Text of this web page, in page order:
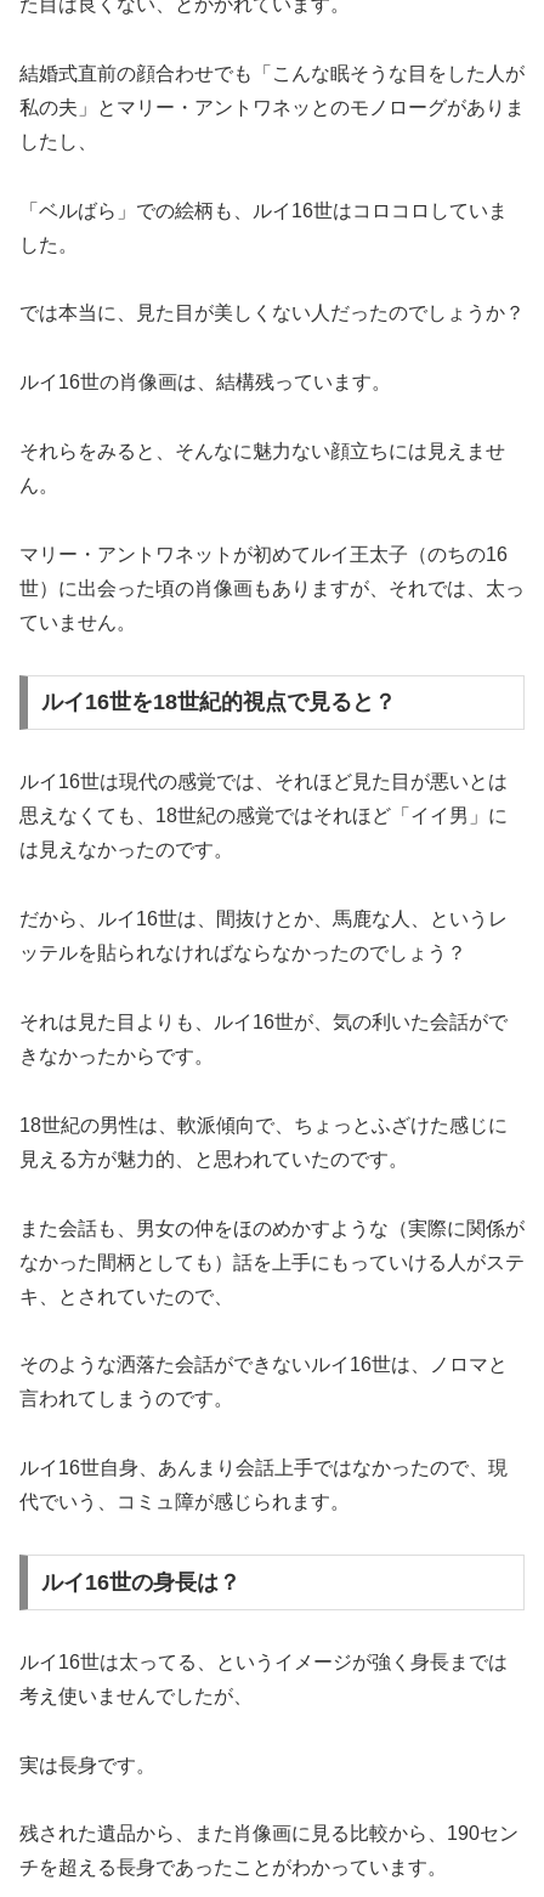
た目は良くない、とかかれています。
結婚式直前の顔合わせでも「こんな眠そうな目をした人が
私の夫」とマリー・アントワネッとのモノローグがありま
したし、
「ベルばら」での絵柄も、ルイ16世はコロコロしていま
した。
では本当に、見た目が美しくない人だったのでしょうか？
ルイ16世の肖像画は、結構残っています。
それらをみると、そんなに魅力ない顔立ちには見えませ
ん。
マリー・アントワネットが初めてルイ王太子（のちの16
世）に出会った頃の肖像画もありますが、それでは、太っ
ていません。
ルイ16世を18世紀的視点で見ると？
ルイ16世は現代の感覚では、それほど見た目が悪いとは
思えなくても、18世紀の感覚ではそれほど「イイ男」に
は見えなかったのです。
だから、ルイ16世は、間抜けとか、馬鹿な人、というレ
ッテルを貼られなければならなかったのでしょう？
それは見た目よりも、ルイ16世が、気の利いた会話がで
きなかったからです。
18世紀の男性は、軟派傾向で、ちょっとふざけた感じに
見える方が魅力的、と思われていたのです。
また会話も、男女の仲をほのめかすような（実際に関係が
なかった間柄としても）話を上手にもっていける人がステ
キ、とされていたので、
そのような洒落た会話ができないルイ16世は、ノロマと
言われてしまうのです。
ルイ16世自身、あんまり会話上手ではなかったので、現
代でいう、コミュ障が感じられます。
ルイ16世の身長は？
ルイ16世は太ってる、というイメージが強く身長までは
考え使いませんでしたが、
実は長身です。
残された遺品から、また肖像画に見る比較から、190セン
チを超える長身であったことがわかっています。